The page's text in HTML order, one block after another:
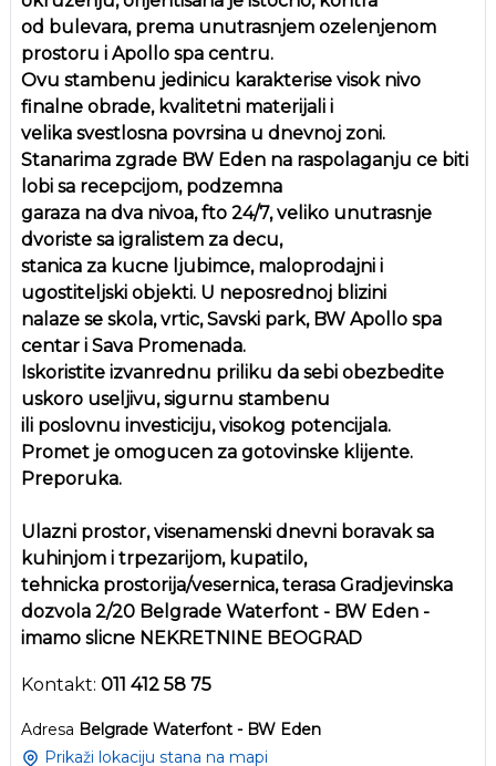
od bulevara, prema unutrasnjem ozelenjenom
prostoru i Apollo spa centru.
Ovu stambenu jedinicu karakterise visok nivo
finalne obrade, kvalitetni materijali i
velika svestlosna povrsina u dnevnoj zoni.
Stanarima zgrade BW Eden na raspolaganju ce biti
lobi sa recepcijom, podzemna
garaza na dva nivoa, fto 24/7, veliko unutrasnje
dvoriste sa igralistem za decu,
stanica za kucne ljubimce, maloprodajni i
ugostiteljski objekti. U neposrednoj blizini
nalaze se skola, vrtic, Savski park, BW Apollo spa
centar i Sava Promenada.
Iskoristite izvanrednu priliku da sebi obezbedite
uskoro useljivu, sigurnu stambenu
ili poslovnu investiciju, visokog potencijala.
Promet je omogucen za gotovinske klijente.
Preporuka.
Ulazni prostor, visenamenski dnevni boravak sa
kuhinjom i trpezarijom, kupatilo,
tehnicka prostorija/vesernica, terasa Gradjevinska
dozvola 2/20 Belgrade Waterfont - BW Eden -
imamo slicne NEKRETNINE BEOGRAD
Kontakt: 011 412 58 75
Adresa Belgrade Waterfont - BW Eden
Prikaži lokaciju stana na mapi